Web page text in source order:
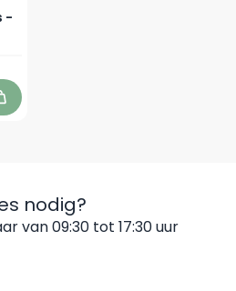
-
winkelwagen
nodig?
van 09:30 tot 17:30 uur